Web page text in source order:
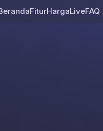
FiturHargaLiveFAQ